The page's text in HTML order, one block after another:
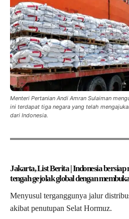
Menteri Pertanian Andi Amran Sulaiman
ini terdapat tiga negara yang telah
dari Indonesia.
Jakarta, List Berita | Indonesia bersiap
tengah gejolak global dengan
Menyusul terganggunya jalur
akibat penutupan Selat Hormuz.